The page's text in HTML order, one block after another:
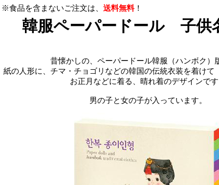
※食品を含まないご注文は、 送料無料！
韓服ペーパードール 子供
昔懐かしの、ペーパードール韓服（ハンボク）
紙の人形に、チマ・チョゴリなどの韓国の伝統衣装を着けて
お正月などに着る、晴れ着のデザインで
男の子と女の子が入っています。